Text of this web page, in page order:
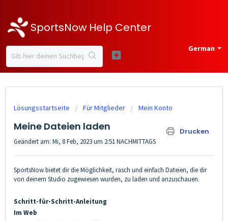
SportsNow Help Center
German
Lösungsstartseite Für Mitglieder Mein Konto
Meine Dateien laden Drucken
Geändert am: Mi, 8 Feb, 2023 um 2:51 NACHMITTAGS
SportsNow bietet dir die Möglichkeit, rasch und einfach Dateien, die dir
von deinem Studio zugewiesen wurden, zu laden und anzuschauen.
Schritt-für-Schritt-Anleitung
Im Web